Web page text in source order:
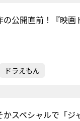
の公開直前！『映
ドラえもん
かスペシャルで「